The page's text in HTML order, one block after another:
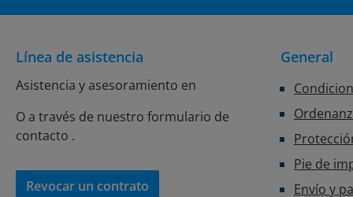
Línea de asistencia
Asistencia y asesoramiento en
O a través de nuestro formulario de
contacto .
Revocar un contrato
General
Pie de
Envío y